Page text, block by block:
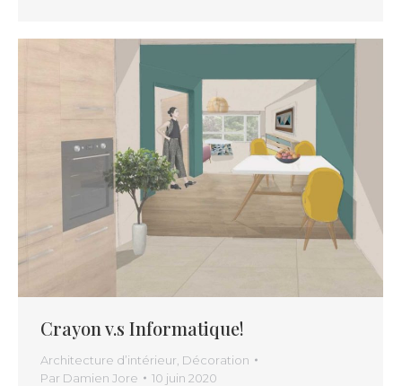
Crayon v.s Informatique!
Architecture d’intérieur Décoration
Par Damien Jore 10 juin 2020